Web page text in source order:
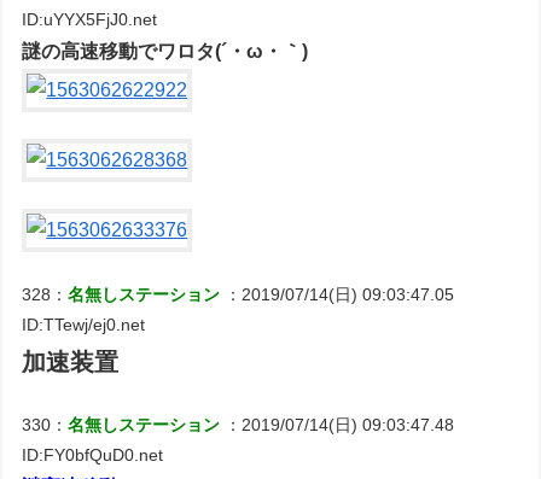
ID:uYYX5FjJ0.net
謎の高速移動でワロタ(´・ω・｀)
328：名無しステーション
：2019/07/14(日) 09:03:47.05
ID:TTewj/ej0.net
加速装置
330：名無しステーション
：2019/07/14(日) 09:03:47.48
ID:FY0bfQuD0.net